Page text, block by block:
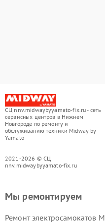
СЦ nnv.midwaybyyamato-fix.ru - сеть
сервисных центров в Нижнем
Новгороде по ремонту и
обслуживанию техники Midway by
Yamato
2021-2026 © СЦ
nnv.midwaybyyamato-fix.ru
Мы ремонтируем
Ремонт электросамокатов